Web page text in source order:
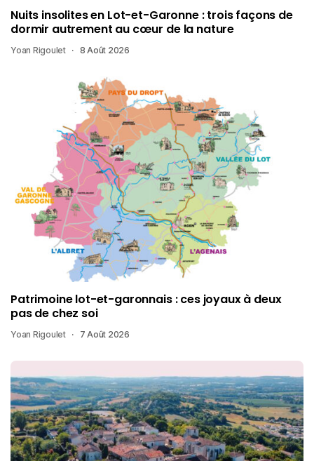
Nuits insolites en Lot-et-Garonne : trois façons de
dormir autrement au cœur de la nature
Yoan Rigoulet 8 Août 2026
Patrimoine lot-et-garonnais : ces joyaux à deux
pas de chez soi
Yoan Rigoulet 7 Août 2026